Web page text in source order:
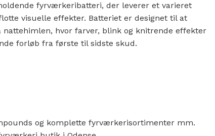
fyrværkeribatteri, der leverer et varieret
visuelle effekter. Batteriet er designet til at
nattehimlen, hvor farver, blink og knitrende effekter
forløb fra første til sidste skud.
og komplette fyrværkerisortimenter mm.